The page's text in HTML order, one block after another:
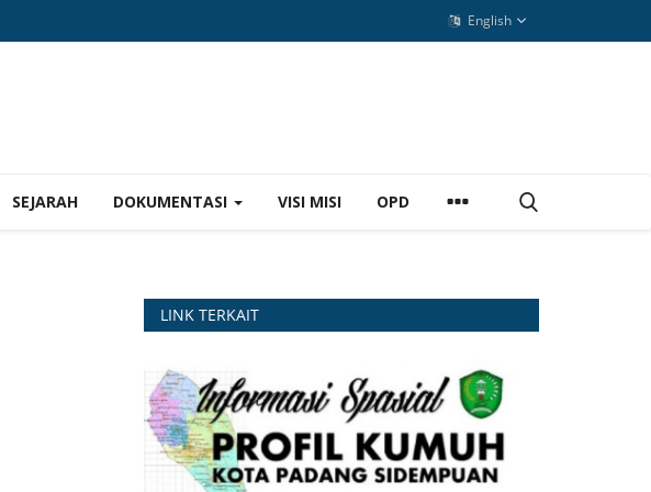
English
SEJARAH DOKUMENTASI VISI MISI OPD
LINK TERKAIT